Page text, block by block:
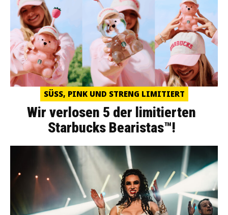
SÜSS, PINK UND STRENG LIMITIERT
Wir verlosen 5 der limitierten
Starbucks Bearistas™!